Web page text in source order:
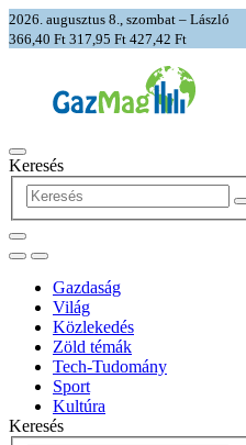
2026. augusztus 8., szombat – László
366,40 Ft 317,95 Ft 427,42 Ft
Keresés
Gazdaság
Világ
Közlekedés
Zöld témák
Tech-Tudomány
Sport
Kultúra
Keresés